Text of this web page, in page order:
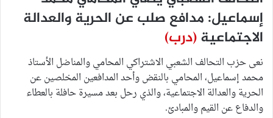
إسماعيل: مدافع صلب عن الحرية والعدالة
الاجتماعية(درب)
نعى حزب التحالف الشعبي الاشتراكي المحامي والمناضل الأستاذ
محمد إسماعيل، المحامي بالنقض وأحد المدافعين المخلصين عن
الحرية والعدالة الاجتماعية، والذي رحل بعد مسيرة حافلة بالعطاء
والدفاع عن القيم والمبادئ.